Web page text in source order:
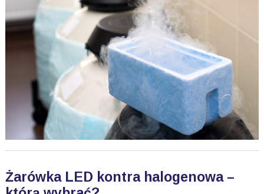
Żarówka LED kontra halogenowa –